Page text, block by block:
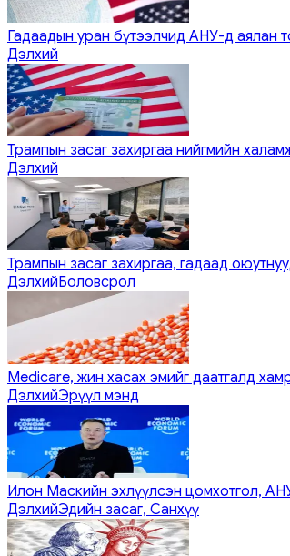
Гадаадын уран бүтээлчид АНУ-д аялан
Дэлхий
Трампын засаг захиргаа нийгмийн
Дэлхий
Трампын засаг захиргаа, гадаад
ДэлхийБоловсрол
Medicare, жин хасах эмийг даатгалд
ДэлхийЭрүүл мэнд
Илон Маскийн эхлүүлсэн цомхотгол,
ДэлхийЭдийн засаг, Санхүү